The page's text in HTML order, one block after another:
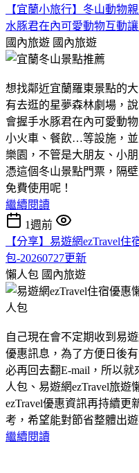
【宜蘭小旅行】冬山動物
水豚君在內可愛動物互動
國內旅遊 國內旅遊
想找鄰近宜蘭羅東景點的
有去逛的星夢森林劇場，
會握手水豚君在內可愛動
小火車、餐飲…等設施，
樂園，不管是大朋友、小
憑這個冬山景點門票，隔
免費使用呢！
繼續閱讀
1週前
【分享】易遊網ezTravel
包-20260727更新
懶人包 國內旅遊
自己現在會不定期收到易
優惠訊息，為了方便日後
必再回去翻E-mail，所以就
人包、易遊網ezTravel旅遊
ezTravel優惠資訊再持續
考，希望能對節省整體出
繼續閱讀